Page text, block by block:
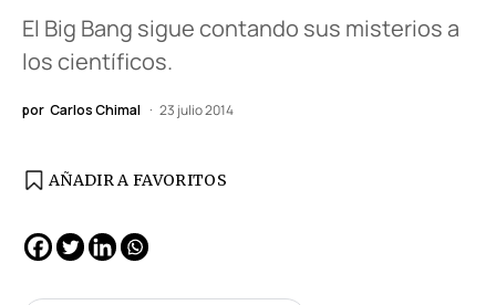
El Big Bang sigue contando sus misterios a
los científicos.
por Carlos Chimal 23 julio 2014
AÑADIR A FAVORITOS